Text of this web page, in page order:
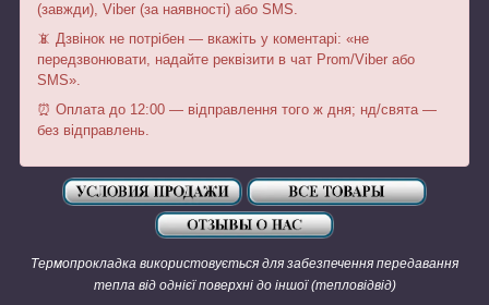
(завжди), Viber (за наявності) або SMS.
📵 Дзвінок не потрібен — вкажіть у коментарі: «не
передзвонювати, надайте реквізити в чат Prom/Viber або
SMS».
⏰ Оплата до 12:00 — відправлення того ж дня; нд/свята —
без відправлень.
Термопрокладка використовується для забезпечення передавання
тепла від однієї поверхні до іншої (тепловідвід)